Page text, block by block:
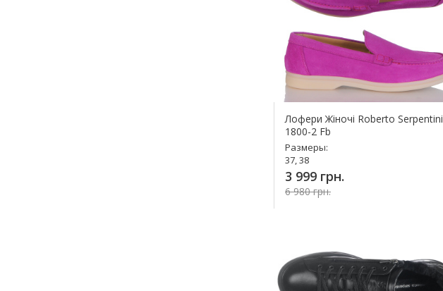
Лофери Жіночі Roberto Serpentini
1800-2 Fb
Размеры:
37, 38
3 999 грн.
6 980 грн.